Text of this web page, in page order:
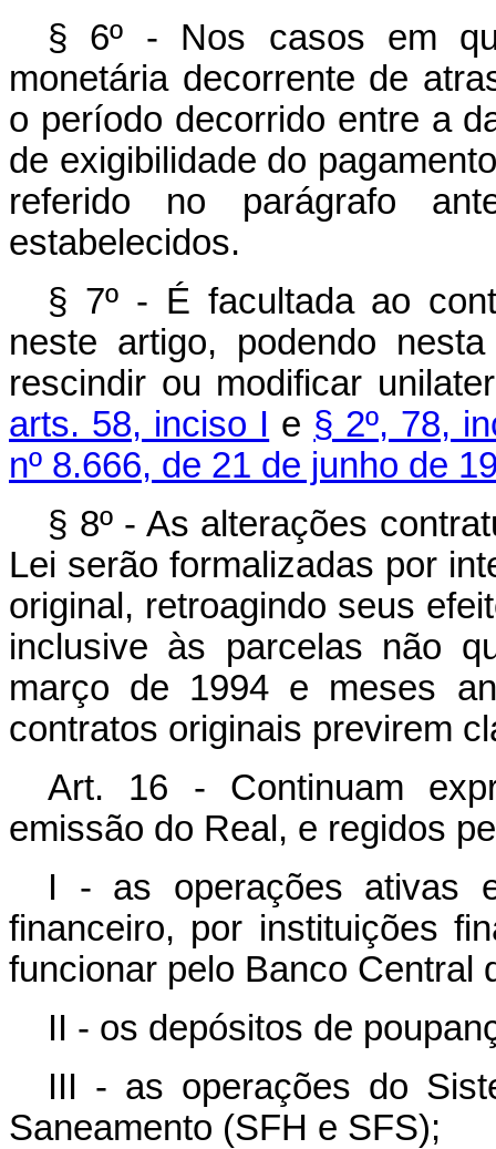
§ 6º - Nos casos em
monetária decorrente de
o período decorrido entre a
de exigibilidade do
referido no parágrafo
estabelecidos.
§ 7º - É facultada ao
neste artigo, podendo
rescindir ou modificar
arts. 58, inciso I e § 2º, 78,
nº 8.666, de 21 de junho de
§ 8º - As alterações
Lei serão formalizadas por
original, retroagindo seus
inclusive às parcelas não
março de 1994 e meses
contratos originais previrem
Art. 16 - Continuam
emissão do Real, e regidos
I - as operações ativas
financeiro, por instituições
funcionar pelo Banco Central
II - os depósitos de
III - as operações do
Saneamento (SFH e SFS);